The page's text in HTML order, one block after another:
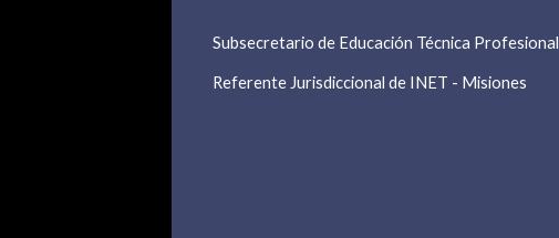
Subsecretario de Educación Técnica Profesional
Referente Jurisdiccional de INET - Misiones